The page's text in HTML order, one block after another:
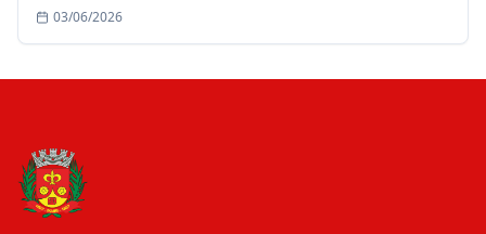
03/06/2026